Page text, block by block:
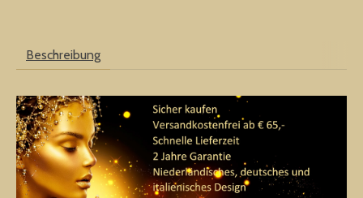
Beschreibung